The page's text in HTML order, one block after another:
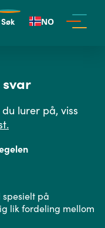
Søk NO
lurer på, viss
spesielt på
lik fordeling mellom